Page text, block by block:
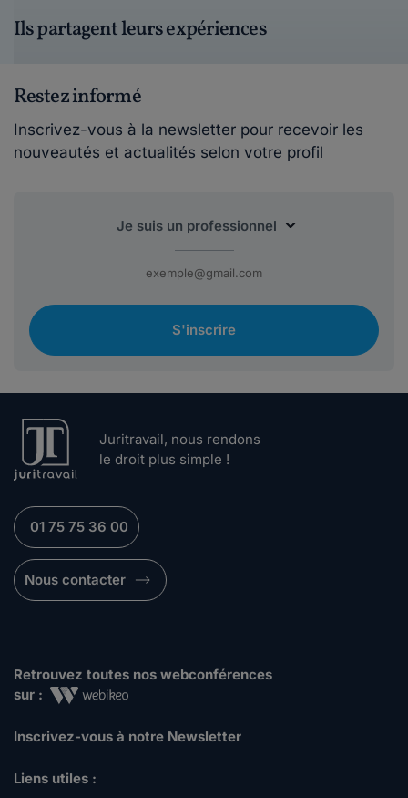
Ils partagent leurs expériences
Restez informé
Inscrivez-vous à la newsletter pour recevoir les
nouveautés et actualités selon votre profil
S'inscrire
Juritravail, nous rendons
le droit plus simple !
01 75 75 36 00
Nous contacter
Retrouvez toutes nos webconférences
sur :
Inscrivez-vous à notre Newsletter
Liens utiles :